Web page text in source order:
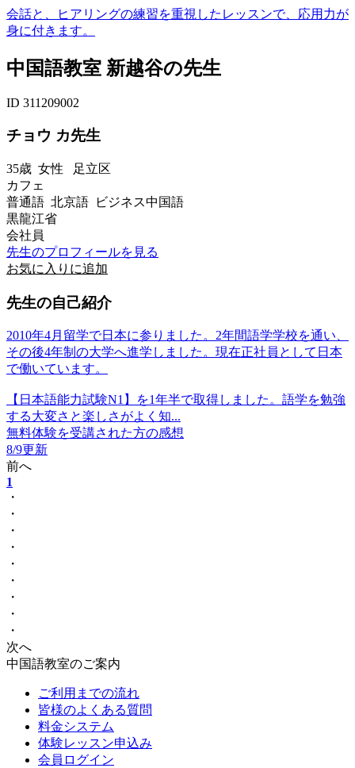
会話と、ヒアリングの練習を重視したレッスンで、応用力が
身に付きます。
中国語教室 新越谷の先生
ID 311209002
チョウ カ先生
35歳 女性 足立区
カフェ
普通語 北京語 ビジネス中国語
黒龍江省
会社員
先生のプロフィールを見る
お気に入りに追加
先生の自己紹介
2010年4月留学で日本に参りました。2年間語学学校を通い、
その後4年制の大学へ進学しました。現在正社員として日本
で働いています。
【日本語能力試験N1】を1年半で取得しました。語学を勉強
する大変さと楽しさがよく知...
無料体験を受講された方の感想
8/9更新
前へ
1
・
・
・
・
・
・
・
・
・
次へ
中国語教室のご案内
ご利用までの流れ
皆様のよくある質問
料金システム
体験レッスン申込み
会員ログイン